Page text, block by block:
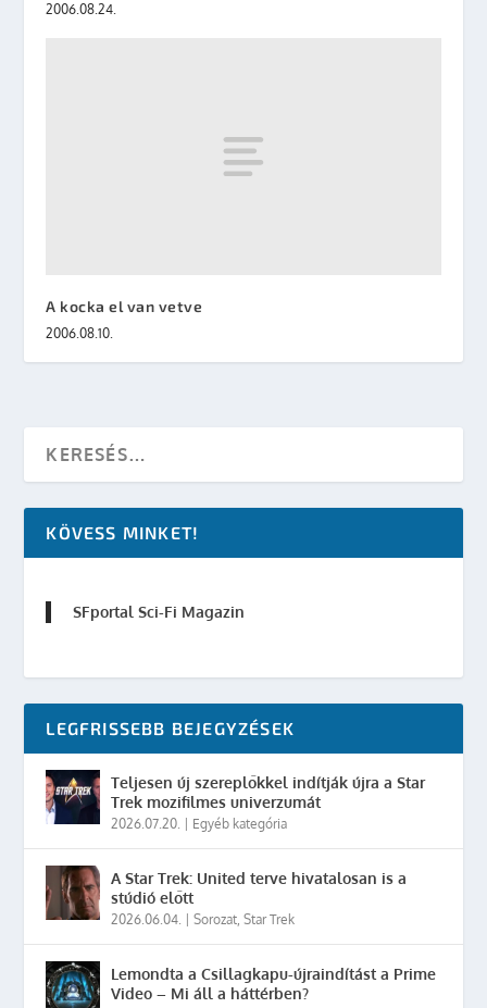
2006.08.24.
A kocka el van vetve
2006.08.10.
KÖVESS MINKET!
SFportal Sci-Fi Magazin
LEGFRISSEBB BEJEGYZÉSEK
Teljesen új szereplőkkel indítják újra a Star
Trek mozifilmes univerzumát
2026.07.20. Egyéb kategória
A Star Trek: United terve hivatalosan is a
stúdió előtt
2026.06.04. |Sorozat ,Star Trek
Lemondta a Csillagkapu-újraindítást a Prime
Video – Mi áll a háttérben?